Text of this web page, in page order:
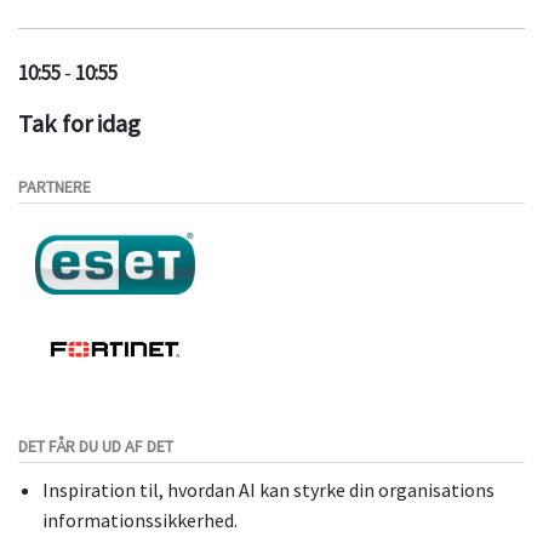
10:55- 10:55
Tak for idag
PARTNERE
DET FÅR DU UD AF DET
Inspiration til, hvordan AI kan styrke din organisations
informationssikkerhed.